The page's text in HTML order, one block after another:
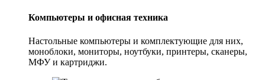
Компьютеры и офисная техника
Настольные компьютеры и комплектующие для них,
моноблоки, мониторы, ноутбуки, принтеры, сканеры,
МФУ и картриджи.